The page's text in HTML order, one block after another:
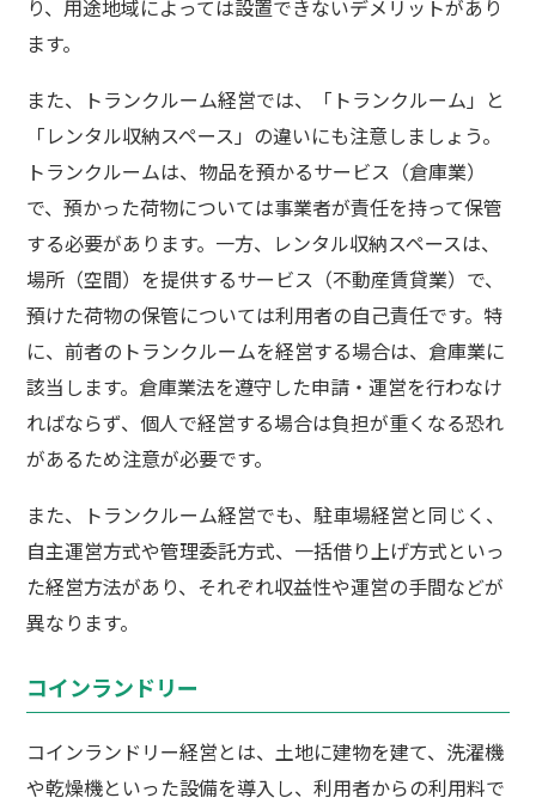
り、用途地域によっては設置できないデメリットがあり
ます。
また、トランクルーム経営では、「トランクルーム」と
「レンタル収納スペース」の違いにも注意しましょう。
トランクルームは、物品を預かるサービス（倉庫業）
で、預かった荷物については事業者が責任を持って保管
する必要があります。一方、レンタル収納スペースは、
場所（空間）を提供するサービス（不動産賃貸業）で、
預けた荷物の保管については利用者の自己責任です。特
に、前者のトランクルームを経営する場合は、倉庫業に
該当します。倉庫業法を遵守した申請・運営を行わなけ
ればならず、個人で経営する場合は負担が重くなる恐れ
があるため注意が必要です。
また、トランクルーム経営でも、駐車場経営と同じく、
自主運営方式や管理委託方式、一括借り上げ方式といっ
た経営方法があり、それぞれ収益性や運営の手間などが
異なります。
コインランドリー
コインランドリー経営とは、土地に建物を建て、洗濯機
や乾燥機といった設備を導入し、利用者からの利用料で